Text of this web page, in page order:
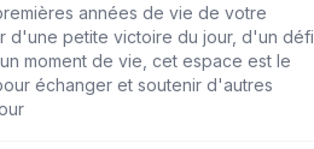
années de vie de votre
d'une petite victoire du jour, d'un défi
moment de vie, cet espace est le
échanger et soutenir d'autres